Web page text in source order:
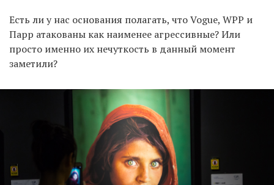
Есть ли у нас основания полагать, что Vogue, WPP и
Парр атакованы как наименее агрессивные? Или
просто именно их нечуткость в данный момент
заметили?